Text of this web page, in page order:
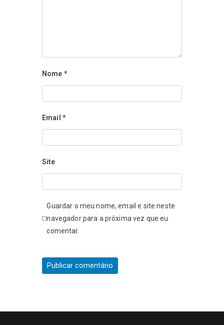
Nome *
Email *
Site
Guardar o meu nome, email e site neste
navegador para a próxima vez que eu
comentar.